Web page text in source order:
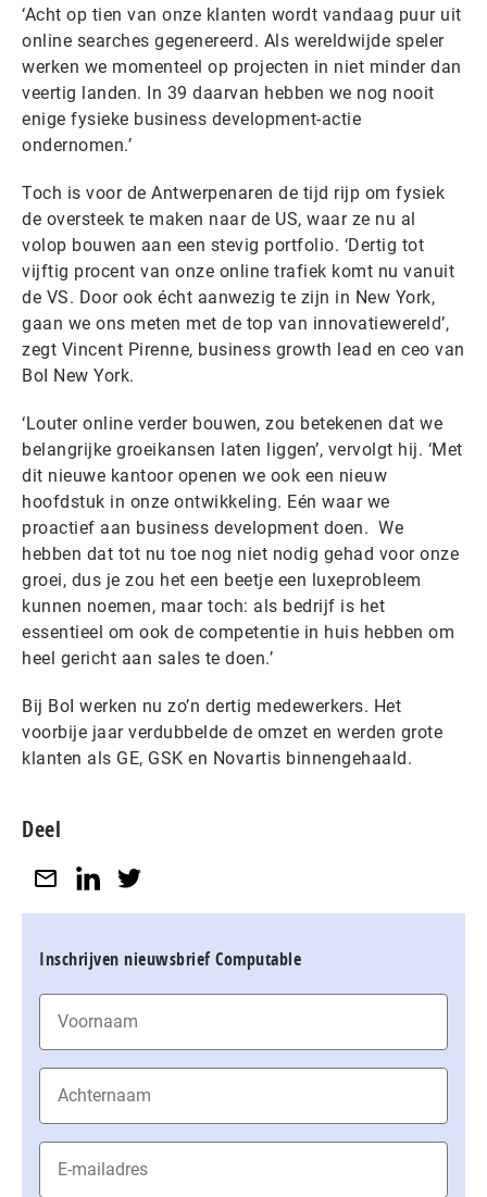
‘Acht op tien van onze klanten wordt vandaag puur uit
online searches gegenereerd. Als wereldwijde speler
werken we momenteel op projecten in niet minder dan
veertig landen. In 39 daarvan hebben we nog nooit
enige fysieke business development-actie
ondernomen.’
Toch is voor de Antwerpenaren de tijd rijp om fysiek
de oversteek te maken naar de US, waar ze nu al
volop bouwen aan een stevig portfolio. ‘Dertig tot
vijftig procent van onze online trafiek komt nu vanuit
de VS. Door ook écht aanwezig te zijn in New York,
gaan we ons meten met de top van innovatiewereld’,
zegt Vincent Pirenne, business growth lead en ceo van
BoI New York.
‘Louter online verder bouwen, zou betekenen dat we
belangrijke groeikansen laten liggen’, vervolgt hij. ‘Met
dit nieuwe kantoor openen we ook een nieuw
hoofdstuk in onze ontwikkeling. Eén waar we
proactief aan business development doen. We
hebben dat tot nu toe nog niet nodig gehad voor onze
groei, dus je zou het een beetje een luxeprobleem
kunnen noemen, maar toch: als bedrijf is het
essentieel om ook de competentie in huis hebben om
heel gericht aan sales te doen.’
Bij BoI werken nu zo’n dertig medewerkers. Het
voorbije jaar verdubbelde de omzet en werden grote
klanten als GE, GSK en Novartis binnengehaald.
Deel
Inschrijven nieuwsbrief Computable